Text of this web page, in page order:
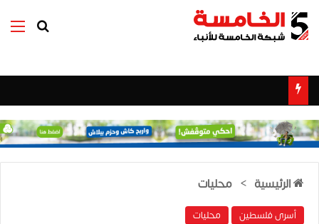
بحث عن
الرئيسية > محليات
أسرى فلسطين محليات